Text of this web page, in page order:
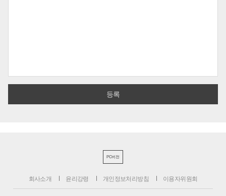
PC버전
회사소개 윤리강령 개인정보처리방침 이용자위원회